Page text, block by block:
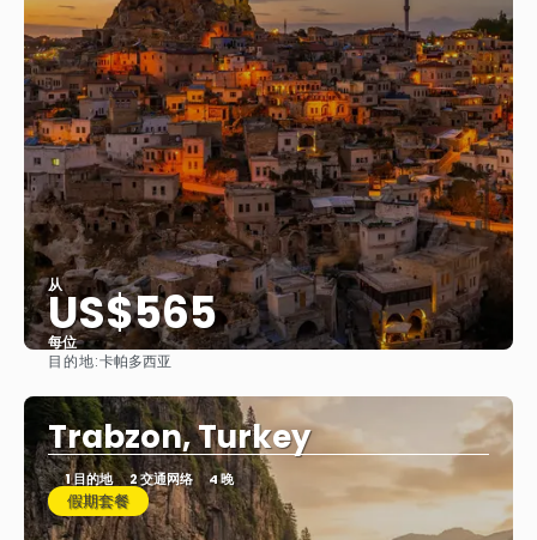
从
US$565
每位
目的地:卡帕多西亚
Trabzon, Turkey
1 目的地 2 交通网络 4 晚
假期套餐